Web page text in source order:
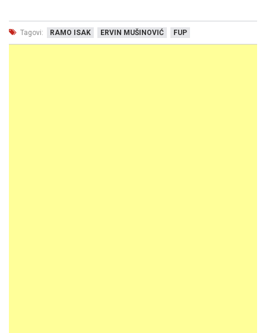
Tagovi: RAMO ISAK ERVIN MUŠINOVIĆ FUP